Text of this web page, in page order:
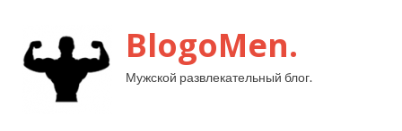
BlogoMen.
Мужской развлекательный блог.